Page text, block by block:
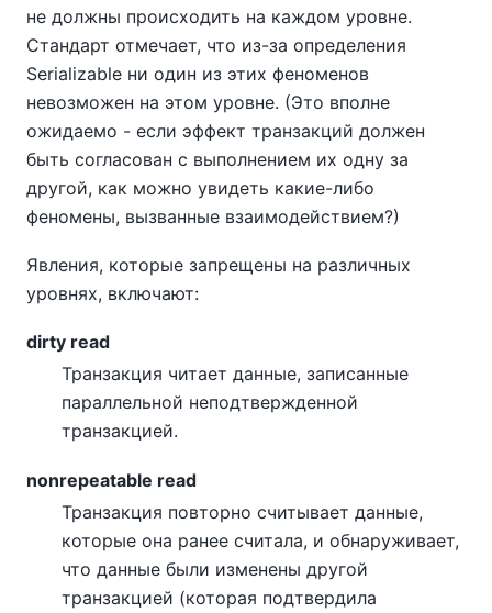
не должны происходить на каждом уровне.
Стандарт отмечает, что из-за определения
Serializable ни один из этих феноменов
невозможен на этом уровне. (Это вполне
ожидаемо - если эффект транзакций должен
быть согласован с выполнением их одну за
другой, как можно увидеть какие-либо
феномены, вызванные взаимодействием?)
Явления, которые запрещены на различных
уровнях, включают:
dirty read
Транзакция читает данные, записанные
параллельной неподтвержденной
транзакцией.
nonrepeatable read
Транзакция повторно считывает данные,
которые она ранее считала, и обнаруживает,
что данные были изменены другой
транзакцией (которая подтвердила